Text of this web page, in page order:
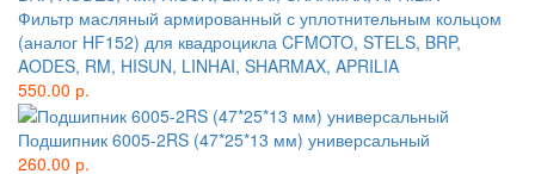
Фильтр масляный армированный с уплотнительным кольцом
(аналог HF152) для квадроцикла CFMOTO, STELS, BRP,
AODES, RM, HISUN, LINHAI, SHARMAX, APRILIA
550.00 р.
Подшипник 6005-2RS (47*25*13 мм) универсальный
260.00 р.